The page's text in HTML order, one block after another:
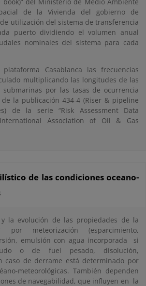
de la Vivienda del gobierno de
utilización del sistema de transferencia
puerto dividiendo el volumen anual
nominales del sistema para cada
Casablanca las frecuencias
multiplicando las longitudes de las
submarinas por las tasas de ocurrencia
la publicación 434-4 (Riser & pipeline
de la serie “Risk Assessment Data
Association of Oil & Gas
de las condiciones oceano-
y la evolución de las propiedades de la
meteorización (esparcimiento,
emulsión con agua incorporada si
o de fuel pesado, disolución,
caso de derrame está determinado por
meteorológicas. También dependen
de navegabilidad, que influyen en la